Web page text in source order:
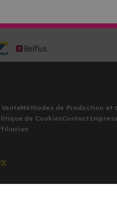
Méthodes de Production et
de CookiesContact